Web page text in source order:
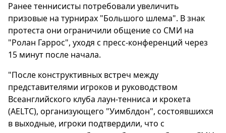
Ранее теннисисты потребовали увеличить
призовые на турнирах "Большого шлема". В знак
протеста они ограничили общение со СМИ на
"Ролан Гаррос", уходя с пресс-конференций через
15 минут после начала.
"После конструктивных встреч между
представителями игроков и руководством
Всеанглийского клуба лаун-тенниса и крокета
(AELTC), организующего "Уимблдон", состоявшихся
в выходные, игроки подтвердили, что с